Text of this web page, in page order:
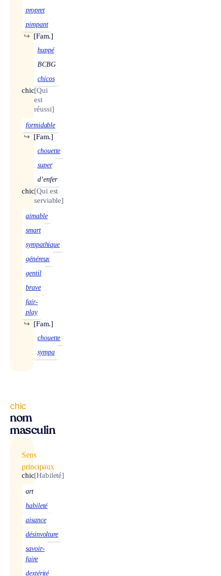
propret
pimpant
[Fam.]
↪
huppé
BCBG
chicos
chic[Qui
est
réussi]
formidable
[Fam.]
↪
chouette
super
d’enfer
chic[Qui est
serviable]
aimable
smart
sympathique
généreux
gentil
brave
fair-
play
[Fam.]
↪
chouette
sympa
chic
nom
masculin
Sens
principaux
chic[Habileté]
art
habileté
aisance
désinvolture
savoir-
faire
dextérité